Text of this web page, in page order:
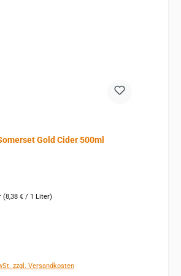
Gold Cider 500ml
(8,38 € / 1 Liter)
zzgl. Versandkosten